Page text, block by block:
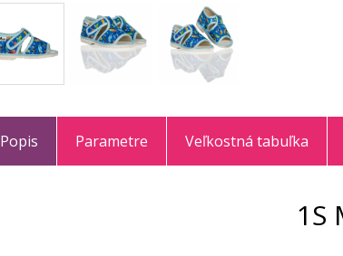
Popis Parametre Veľkostná tabuľka
1S